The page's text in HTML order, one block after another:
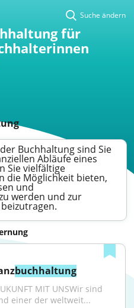
Suche ändern
für
Buchhaltung sind Sie
Abläufe eines
Sie vielfältige
die Möglichkeit bieten,
und
werden und zur
buchhaltung
MIT UNSWir sind
einer der weltweit...